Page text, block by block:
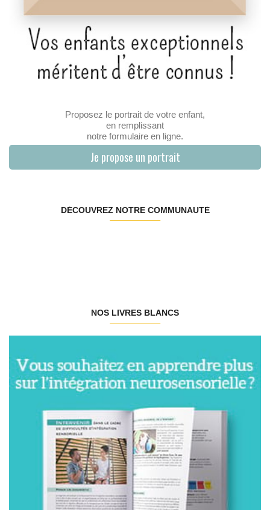
Proposez le portrait de votre enfant,
en remplissant
notre formulaire en ligne.
Je propose un portrait
DÉCOUVREZ NOTRE COMMUNAUTÉ
NOS LIVRES BLANCS